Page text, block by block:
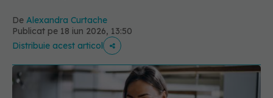
De Alexandra Curtache
Publicat pe 18 iun 2026, 13:50
Distribuie acest articol